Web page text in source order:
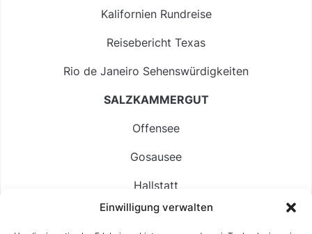
Einwilligung verwalten
Kalifornien Rundreise
Reisebericht Texas
Rio de Janeiro Sehenswürdigkeiten
SALZKAMMERGUT
Offensee
Gosausee
Hallstatt
Langbathsee